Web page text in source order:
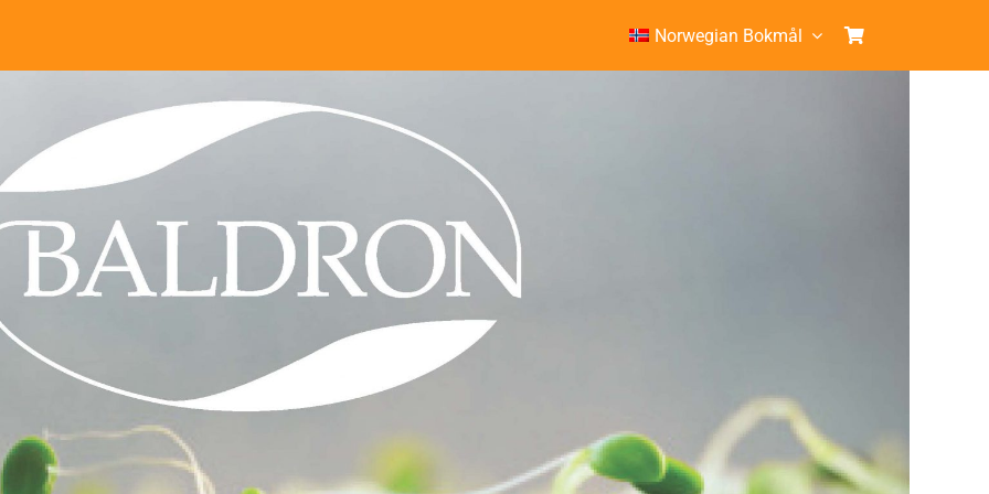
Norwegian Bokmål